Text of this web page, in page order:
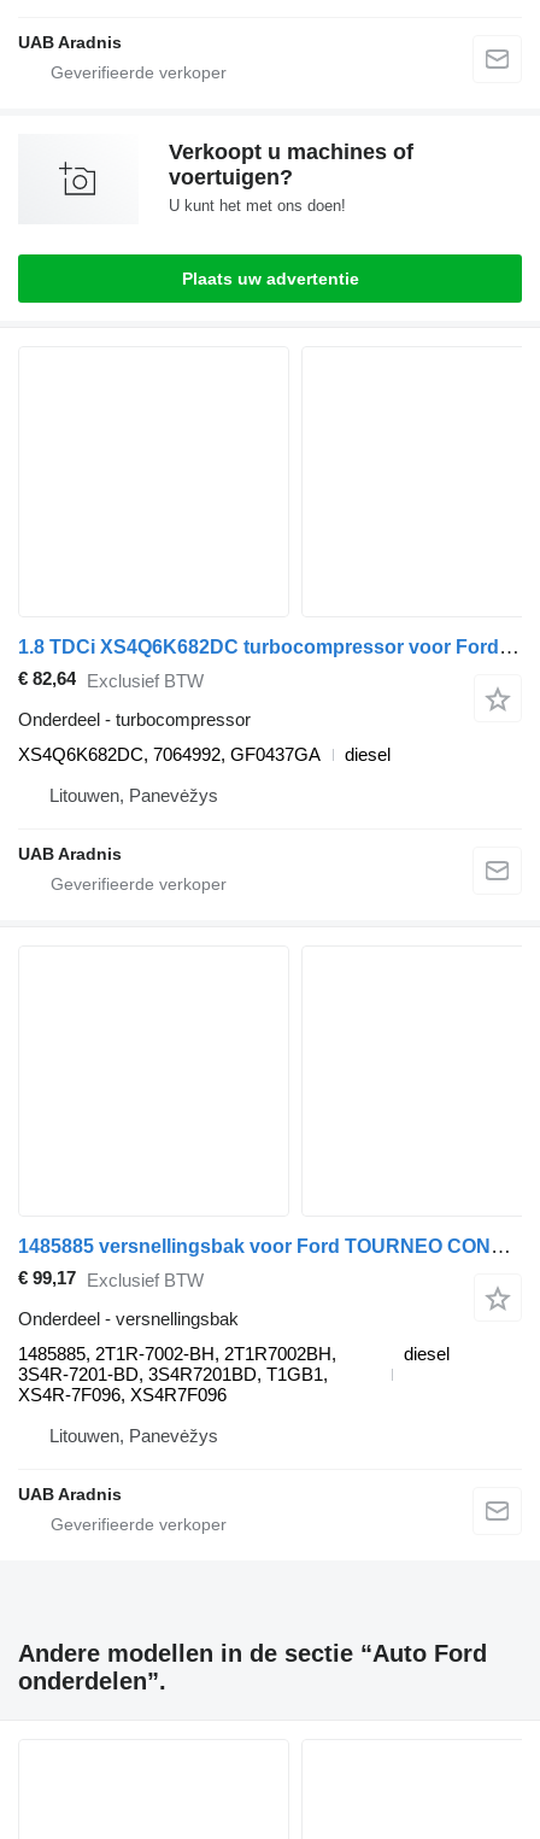
UAB Aradnis
Verkoopt u machines of
voertuigen?
U kunt het met ons doen!
Plaats uw advertentie
1.8 TDCi XS4Q6K682DC turbocompressor voor Ford TOURNEO CONNECT auto
€ 82,64 Exclusief BTW
Onderdeel - turbocompressor
XS4Q6K682DC, 7064992, GF0437GA
diesel
Litouwen, Panevėžys
UAB Aradnis
1485885 versnellingsbak voor Ford TOURNEO CONNECT 1.8 TDCi auto
€ 99,17 Exclusief BTW
Onderdeel - versnellingsbak
1485885, 2T1R-7002-BH, 2T1R7002BH,
3S4R-7201-BD, 3S4R7201BD, T1GB1,
XS4R-7F096, XS4R7F096
diesel
Litouwen, Panevėžys
UAB Aradnis
Andere modellen in de sectie “Auto Ford
onderdelen”.